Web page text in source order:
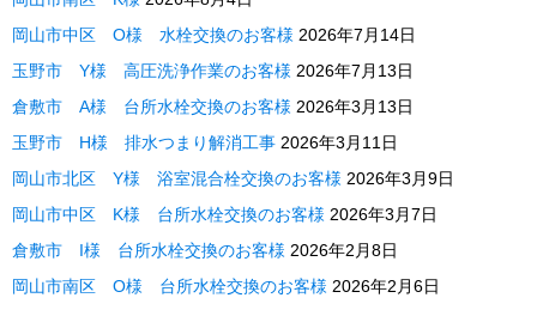
岡山市中区 O様 水栓交換のお客様 2026年7月14日
玉野市 Y様 高圧洗浄作業のお客様 2026年7月13日
倉敷市 A様 台所水栓交換のお客様 2026年3月13日
玉野市 H様 排水つまり解消工事 2026年3月11日
岡山市北区 Y様 浴室混合栓交換のお客様 2026年3月9日
岡山市中区 K様 台所水栓交換のお客様 2026年3月7日
倉敷市 I様 台所水栓交換のお客様 2026年2月8日
岡山市南区 O様 台所水栓交換のお客様 2026年2月6日